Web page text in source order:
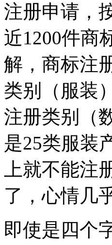
注册申请，
近1200件商
解，商标注
类别（服装
注册类别（
是25类服装
上就不能
了，心情几
即使是四个